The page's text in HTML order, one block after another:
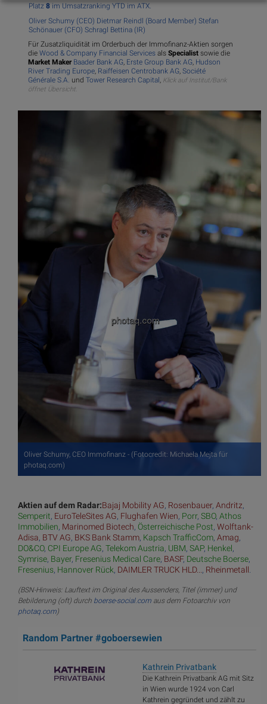
Platz 8 im Umsatzranking YTD im ATX.
Oliver Schumy (CEO) Dietmar Reindl (Board Member) Stefan
Schönauer (CFO) Schragl Bettina (IR)
Für Zusatzliquidität im Orderbuch der Immofinanz-Aktien sorgen
die Wood & Company Financial Services als Specialist sowie die
Market Maker Baader Bank AG, Erste Group Bank AG, Hudson
River Trading Europe, Raiffeisen Centrobank AG, Société
Générale S.A. und Tower Research Capital , Klick auf Institut/Bank
öffnet Übersicht.
Oliver Schumy, CEO Immofinanz - (Fotocredit: Michaela Mejta für
photaq.com)
Aktien auf dem Radar:Bajaj Mobility AG, Rosenbauer, Andritz,
Semperit, EuroTeleSites AG, Flughafen Wien, Porr, SBO, Athos
Immobilien, Marinomed Biotech, Österreichische Post, Wolftank-
Adisa, BTV AG, BKS Bank Stamm, Kapsch TrafficCom, Amag,
DO&CO, CPI Europe AG, Telekom Austria, UBM, SAP, Henkel,
Symrise, Bayer, Fresenius Medical Care, BASF, Deutsche Boerse,
Fresenius, Hannover Rück, DAIMLER TRUCK HLD..., Rheinmetall.
(BSN-Hinweis: Lauftext im Original des Aussenders, Titel (immer) und
Bebilderung (oft) durch boerse-social.com aus dem Fotoarchiv von
photaq.com)
Random Partner #goboersewien
Kathrein Privatbank
Die Kathrein Privatbank AG mit Sitz
in Wien wurde 1924 von Carl
Kathrein gegründet und zählt zu